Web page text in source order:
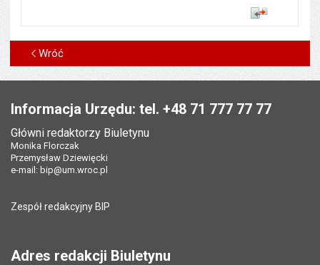
Porównaj
Wróć
Informacja Urzędu: tel. +48 71 777 77 77
Główni redaktorzy Biuletynu
Monika Florczak
Przemysław Dziewięcki
e-mail: bip@um.wroc.pl
Zespół redakcyjny BIP
Adres redakcji Biuletynu